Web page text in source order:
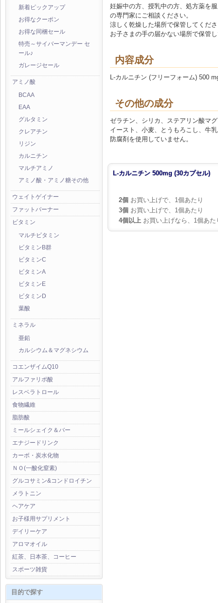
新着ピックアップ
お得なクーポン
お得な同梱セール
特売～サイバーマンデー セ
ール♪
ガレージセール
アミノ酸
BCAA
EAA
グルタミン
クレアチン
リジン
カルニチン
マルチアミノ
アミノ酸・アミノ糖その他
ウェイトゲイナー
ファットバーナー
ビタミン
マルチビタミン
ビタミンB群
ビタミンC
ビタミンA
ビタミンE
ビタミンD
葉酸
ミネラル
亜鉛
カルシウム＆マグネシウム
コエンザイムQ10
アルファリポ酸
レスベラトロール
食物繊維
脂肪酸
ミールシェイク＆バー
エナジードリンク
カーボ・炭水化物
ＮＯ(一酸化窒素)
グルコサミン&コンドロイチン
メラトニン
ヘアケア
お子様用サプリメント
デイリーケア
アロマオイル
紅茶、日本茶、コーヒー
スポーツ雑貨
目的で探す
妊娠中の方、授乳中の方、処方薬を
の専門家にご相談ください。
涼しく乾燥した場所で保管してくだ
お子さまの手の届かない場所で保管
内容成分
L-カルニチン (フリーフォーム) 500
その他の成分
ゼラチン、シリカ、ステアリン酸マ
イースト、小麦、とうもろこし、牛
防腐剤を使用していません。
L-カルニチン 500mg (30カプセル)
2個 お買い上げで、1個あたり
3個 お買い上げで、1個あたり
4個以上 お買い上げなら、1個あた